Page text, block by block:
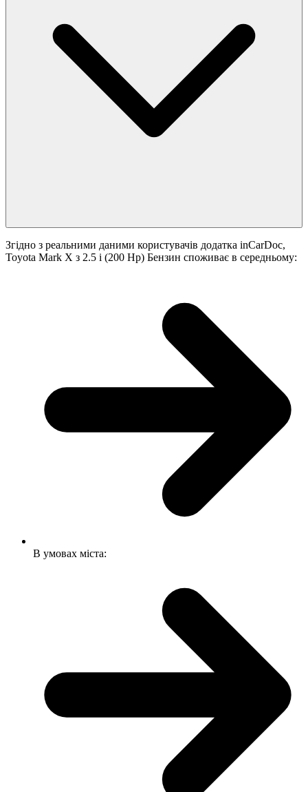
Згідно з реальними даними користувачів додатка inCarDoc,
Toyota Mark X з 2.5 i (200 Hp) Бензин споживає в середньому:
В умовах міста: